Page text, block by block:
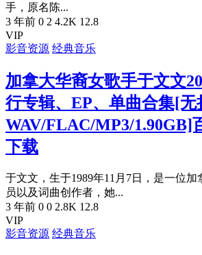
手，原名陈...
3 年前 0 2 4.2K 12.8
VIP
影音资源 经典音乐
加拿大华裔女歌手于文文
行专辑、EP、单曲合集[无
WAV/FLAC/MP3/1.90GB]
下载
于文文，生于1989年11月7日，是一位
员以及词曲创作者，她...
3 年前 0 0 2.8K 12.8
VIP
影音资源 经典音乐